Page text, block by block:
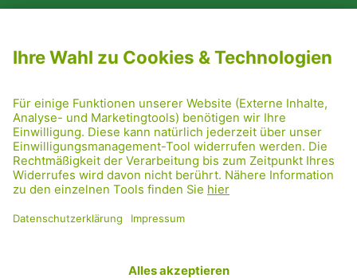
PRESSE
GRÜNE RADRETTUNG
FRIDAY NIGHTSKATING
NETIQUETTE
DATENSCHUTZ
TRANSPARENZ